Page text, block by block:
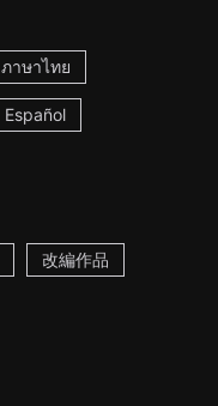
ภาษาไทย
Español
改編作品